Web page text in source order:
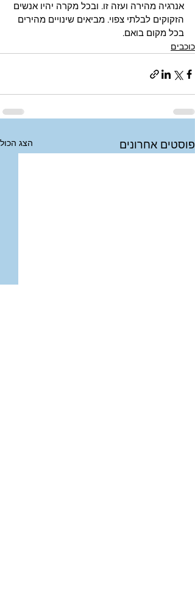
אנרגיה מהירה ועזה זו. ובכל מקרה יהיו אנשים
הזקוקים לבלתי צפוי. מביאים שינויים מהירים
בכל מקום בואם.
כוכבים
פוסטים אחרונים הצג הכול